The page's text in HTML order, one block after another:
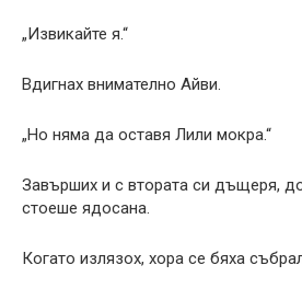
„Извикайте я.“
Вдигнах внимателно Айви.
„Но няма да оставя Лили мокра.“
Завърших и с втората си дъщеря,
стоеше ядосана.
Когато излязох, хора се бяха